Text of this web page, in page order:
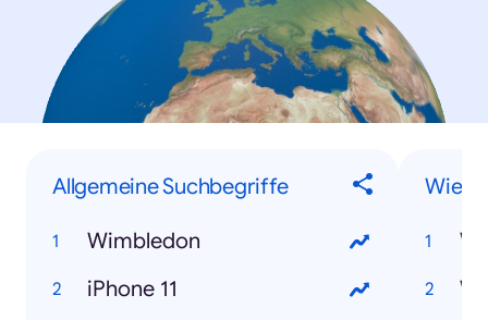
Allgemeine Suchbegriffe
Wimbledon
iPhone 11
Wie-